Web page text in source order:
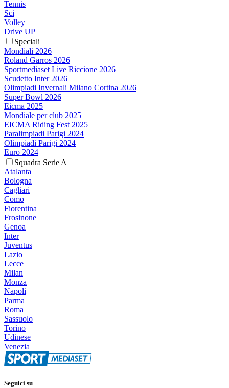
Tennis
Sci
Volley
Drive UP
Speciali
Mondiali 2026
Roland Garros 2026
Sportmediaset Live Riccione 2026
Scudetto Inter 2026
Olimpiadi Invernali Milano Cortina 2026
Super Bowl 2026
Eicma 2025
Mondiale per club 2025
EICMA Riding Fest 2025
Paralimpiadi Parigi 2024
Olimpiadi Parigi 2024
Euro 2024
Squadra Serie A
Atalanta
Bologna
Cagliari
Como
Fiorentina
Frosinone
Genoa
Inter
Juventus
Lazio
Lecce
Milan
Monza
Napoli
Parma
Roma
Sassuolo
Torino
Udinese
Venezia
Seguici su